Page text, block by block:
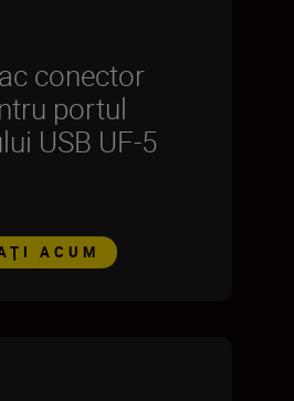
conector
portul
USB UF-5
ACUM